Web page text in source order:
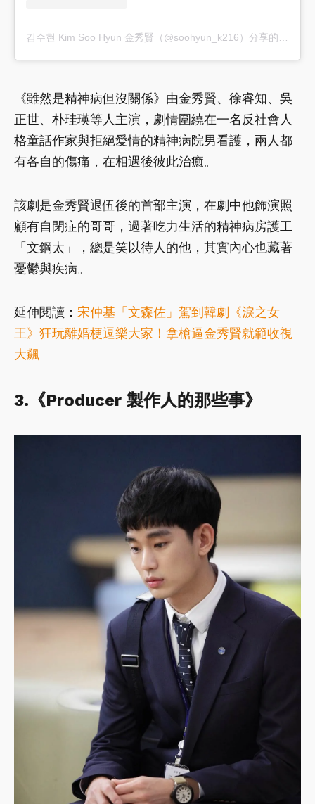
《雖然是精神病但沒關係》由金秀賢、徐睿知、吳
正世、朴珪瑛等人主演，劇情圍繞在一名反社會人
格童話作家與拒絕愛情的精神病院男看護，兩人都
有各自的傷痛，在相遇後彼此治癒。
該劇是金秀賢退伍後的首部主演，在劇中他飾演照
顧有自閉症的哥哥，過著吃力生活的精神病房護工
「文鋼太」，總是笑以待人的他，其實內心也藏著
憂鬱與疾病。
延伸閱讀： 宋仲基「文森佐」駕到韓劇《淚之女
王》狂玩離婚梗逗樂大家！拿槍逼金秀賢就範收視
大飆
3.《Producer 製作人的那些事》